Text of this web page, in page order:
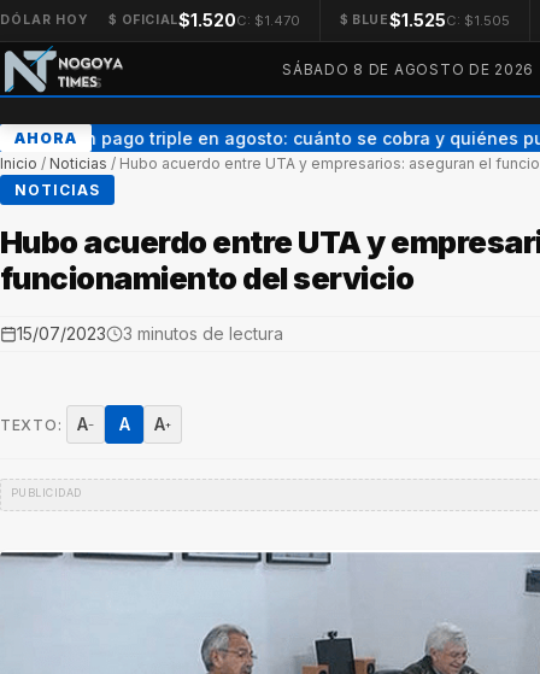
DÓLAR HOY $ OFICIAL$1.520C: $1.470 $ BLUE$1.525C: $1.505
SÁBADO 8 DE AGOSTO DE 2026
AHORA
AUH con pago triple en agosto: cuánto se cobra y quiénes
Inicio / Noticias / Hubo acuerdo entre UTA y empresarios: aseguran el
NOTICIAS
Hubo acuerdo entre UTA y
funcionamiento del servicio
15/07/2023 3 minutos de lectura
TEXTO: A− A A+